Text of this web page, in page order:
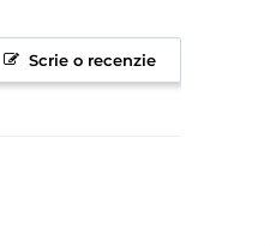
Scrie o recenzie